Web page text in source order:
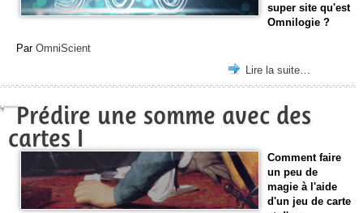
super site qu'est
Omnilogie ?
Par OmniScient
Lire la suite…
Prédire une somme avec des
cartes I
Comment faire
un peu de
magie à l'aide
d'un jeu de carte